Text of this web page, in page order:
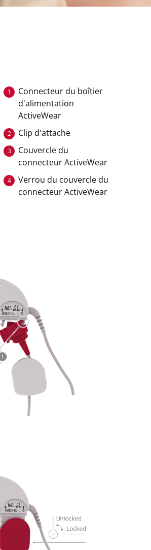
1
Connecteur du boîtier
d'alimentation
ActiveWear
2 Clip d'attache
3
Couvercle du
connecteur ActiveWear
4
Verrou du couvercle du
connecteur ActiveWear